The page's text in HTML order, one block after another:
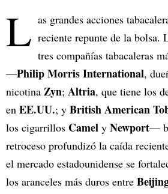
L as grandes acciones
reciente repunte de la bolsa.
tres compañías tabacaleras
—Philip Morris International,
nicotina Zyn; Altria, que tiene los
en EE.UU.; y British American
los cigarrillos Camel y Newport—
retroceso profundizó la caída
el mercado estadounidense se
los aranceles más duros entre